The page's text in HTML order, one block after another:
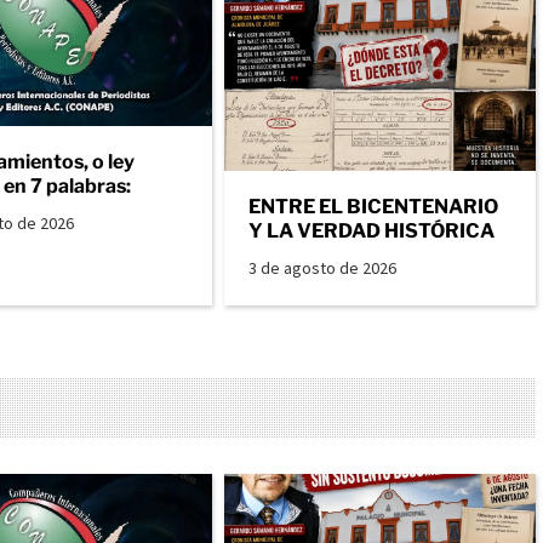
o ley
7 palabras:
de 2026
ENTRE EL BICENTENARIO
Y LA VERDAD HISTÓRICA
3 de agosto de 2026